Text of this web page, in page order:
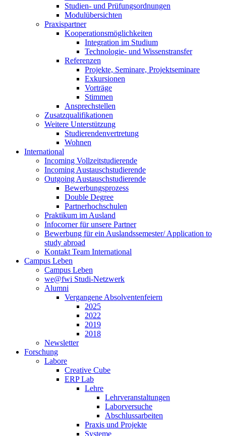
Studien- und Prüfungsordnungen
Modulübersichten
Praxispartner
Kooperationsmöglichkeiten
Integration im Studium
Technologie- und Wissenstransfer
Referenzen
Projekte, Seminare, Projektseminare
Exkursionen
Vorträge
Stimmen
Ansprechstellen
Zusatzqualifikationen
Weitere Unterstützung
Studierendenvertretung
Wohnen
International
Incoming Vollzeitstudierende
Incoming Austauschstudierende
Outgoing Austauschstudierende
Bewerbungsprozess
Double Degree
Partnerhochschulen
Praktikum im Ausland
Infocorner für unsere Partner
Bewerbung für ein Auslandssemester/ Application to
study abroad
Kontakt Team International
Campus Leben
Campus Leben
we@fwi Studi-Netzwerk
Alumni
Vergangene Absolventenfeiern
2025
2022
2019
2018
Newsletter
Forschung
Labore
Creative Cube
ERP Lab
Lehre
Lehrveranstaltungen
Laborversuche
Abschlussarbeiten
Praxis und Projekte
Systeme